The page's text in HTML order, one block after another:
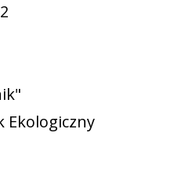
Ekologiczny